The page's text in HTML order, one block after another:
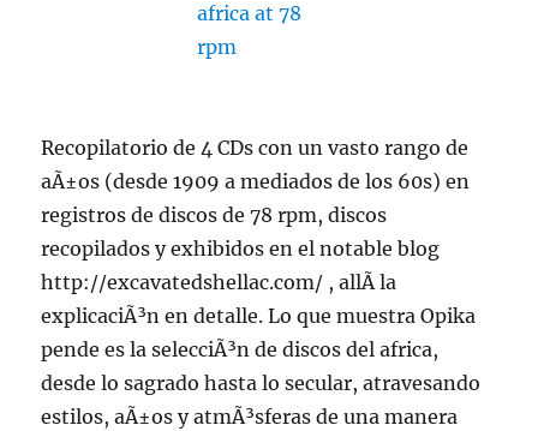
Recopilatorio de 4 CDs con un vasto rango de
aÃ±os (desde 1909 a mediados de los 60s) en
registros de discos de 78 rpm, discos
recopilados y exhibidos en el notable blog
http://excavatedshellac.com/ , allÃ­ la
explicaciÃ³n en detalle. Lo que muestra Opika
pende es la selecciÃ³n de discos del africa,
desde lo sagrado hasta lo secular, atravesando
estilos, aÃ±os y atmÃ³sferas de una manera